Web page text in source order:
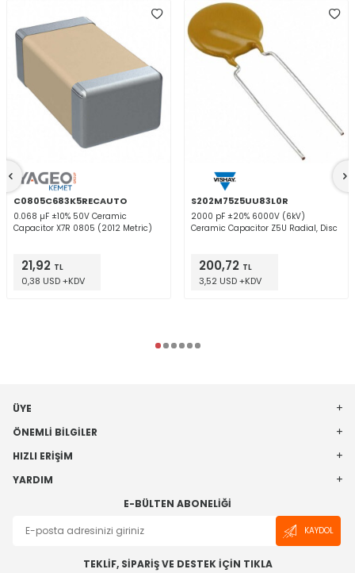
C0805C683K5RECAUTO
0.068 µF ±10% 50V Ceramic
Capacitor X7R 0805 (2012 Metric)
21,92 TL
0,38 USD +KDV
S202M75Z5UU83L0R
2000 pF ±20% 6000V (6kV)
Ceramic Capacitor Z5U Radial, Disc
200,72 TL
3,52 USD +KDV
ÜYE
ÖNEMLI BILGILER
HIZLI ERIŞIM
YARDIM
E-BÜLTEN ABONELIĞI
KAYDOL
TEKLİF, SİPARİŞ VE DESTEK İÇİN TIKLA